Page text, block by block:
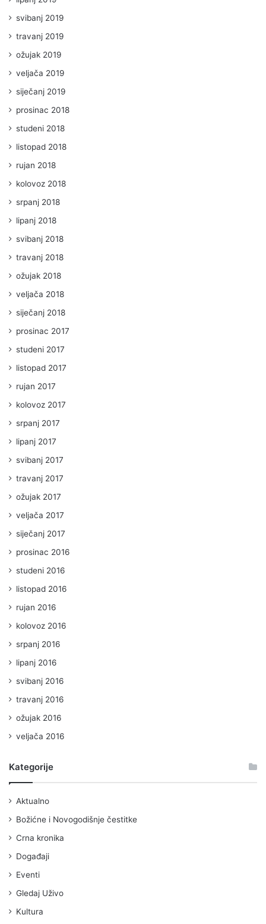
svibanj 2019
travanj 2019
ožujak 2019
veljača 2019
siječanj 2019
prosinac 2018
studeni 2018
listopad 2018
rujan 2018
kolovoz 2018
srpanj 2018
lipanj 2018
svibanj 2018
travanj 2018
ožujak 2018
veljača 2018
siječanj 2018
prosinac 2017
studeni 2017
listopad 2017
rujan 2017
kolovoz 2017
srpanj 2017
lipanj 2017
svibanj 2017
travanj 2017
ožujak 2017
veljača 2017
siječanj 2017
prosinac 2016
studeni 2016
listopad 2016
rujan 2016
kolovoz 2016
srpanj 2016
lipanj 2016
svibanj 2016
travanj 2016
ožujak 2016
veljača 2016
Kategorije
Aktualno
Božićne i Novogodišnje čestitke
Crna kronika
Događaji
Eventi
Gledaj Uživo
Kultura